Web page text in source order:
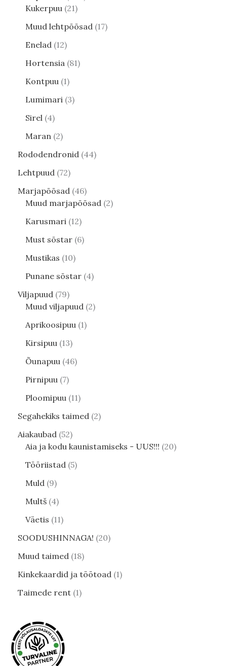
Kukerpuu 21
Muud lehtpõõsad 17
Enelad 12
Hortensia 81
Kontpuu 1
Lumimari 3
Sirel 4
Maran 2
Rododendronid 44
Lehtpuud 72
Marjapõõsad 46
Muud marjapõõsad 2
Karusmari 12
Must sõstar 6
Mustikas 10
Punane sõstar 4
Viljapuud 79
Muud viljapuud 2
Aprikoosipuu 1
Kirsipuu 13
Õunapuu 46
Pirnipuu 7
Ploomipuu 11
Segahekiks taimed 2
Aiakaubad 52
Aia ja kodu kaunistamiseks - UUS!!! 20
Tööriistad 5
Muld 9
Multš 4
Väetis 11
SOODUSHINNAGA! 20
Muud taimed 18
Kinkekaardid ja töötoad 1
Taimede rent 1